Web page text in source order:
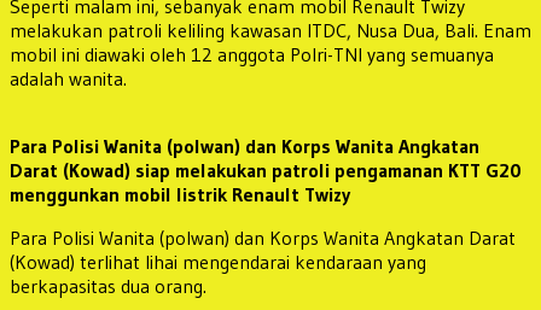
Seperti malam ini, sebanyak enam mobil Renault Twizy
melakukan patroli keliling kawasan ITDC, Nusa Dua, Bali. Enam
mobil ini diawaki oleh 12 anggota Polri-TNI yang semuanya
adalah wanita.
Para Polisi Wanita (polwan) dan Korps Wanita Angkatan
Darat (Kowad) siap melakukan patroli pengamanan KTT G20
menggunkan mobil listrik Renault Twizy
Para Polisi Wanita (polwan) dan Korps Wanita Angkatan Darat
(Kowad) terlihat lihai mengendarai kendaraan yang
berkapasitas dua orang.